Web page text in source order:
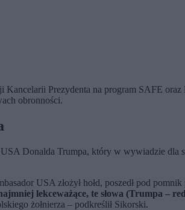
Prezydenta na program SAFE
obronności.
Donalda Trumpa, który w wywiadzie
USA złożył hołd, poszedł pod
lekceważące, te słowa (Trumpa –
żołnierza – podkreślił Sikorski.